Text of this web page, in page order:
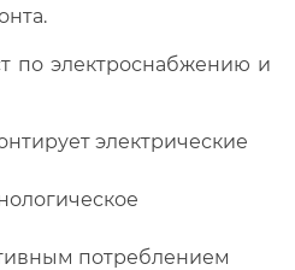
по электроснабжению и
электрические
потреблением